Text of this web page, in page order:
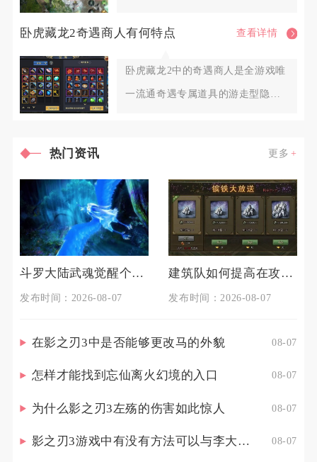
卧虎藏龙2奇遇商人有何特点 查看详情
卧虎藏龙2中的奇遇商人是全游戏唯
一流通奇遇专属道具的游走型隐藏
热门资讯 更多
斗罗大陆武魂觉醒个人训练如何准备
发布时间：2026-08-07
建筑队如何提高在攻城掠地中的生存能力
发布时间：2026-08-07
在影之刃3中是否能够更改马的外貌 08-07
怎样才能找到忘仙离火幻境的入口 08-07
为什么影之刃3左殇的伤害如此惊人 08-07
影之刃3游戏中有没有方法可以与李大娘见面 08-07